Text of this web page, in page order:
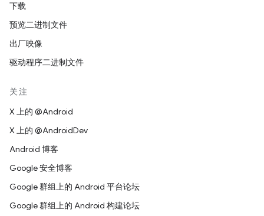
下载
预览二进制文件
出厂映像
驱动程序二进制文件
关注
X 上的 @Android
X 上的 @AndroidDev
Android 博客
Google 安全博客
Google 群组上的 Android 平台论坛
Google 群组上的 Android 构建论坛